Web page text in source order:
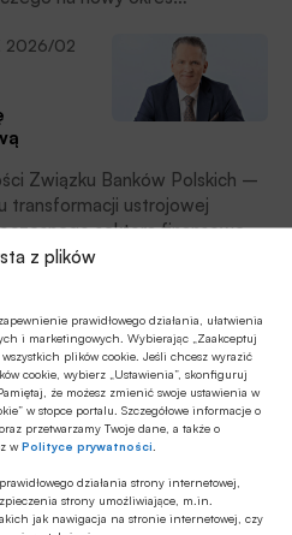
z plików
prawidłowego działania, ułatwienia
i marketingowych. Wybierając „Zaakceptuj
plików cookie. Jeśli chcesz wyrazić
cookie, wybierz „Ustawienia”, skonfiguruj
że możesz zmienić swoje ustawienia w
w stopce portalu. Szczegółowe informacje o
przetwarzamy Twoje dane, a także o
wPolityce prywatności
działania strony internetowej,
strony umożliwiające, m.in.
jak nawigacja na stronie internetowej, czy
800+).
2026/02
Związku Banków Polskich –
transformacji ustrojowej
sektora finansowego
ZBP skutecznie
wspierał dialog
Dzisiejsza pozycja
efektem tej
pracy.
ogłosił przejęcie
Corporation, spółki
bankowych ostatnich lat i
strategii grupy.